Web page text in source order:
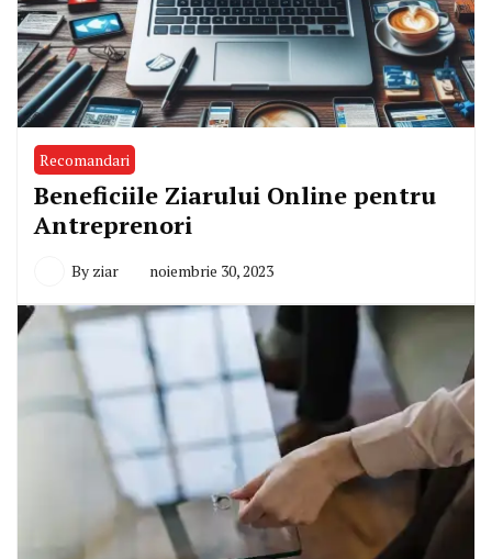
Recomandari
Beneficiile Ziarului Online pentru
Antreprenori
By ziar noiembrie 30, 2023